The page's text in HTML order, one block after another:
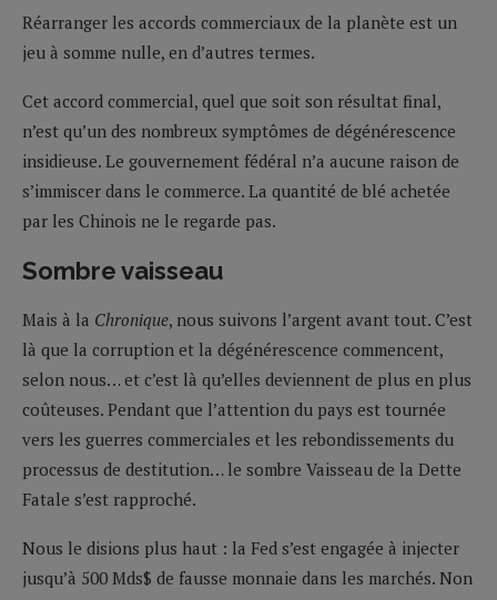
Réarranger les accords commerciaux de la planète est un
jeu à somme nulle, en d’autres termes.
Cet accord commercial, quel que soit son résultat final,
n’est qu’un des nombreux symptômes de dégénérescence
insidieuse. Le gouvernement fédéral n’a aucune raison de
s’immiscer dans le commerce. La quantité de blé achetée
par les Chinois ne le regarde pas.
Sombre vaisseau
Mais à la Chronique, nous suivons l’argent avant tout. C’est
là que la corruption et la dégénérescence commencent,
selon nous… et c’est là qu’elles deviennent de plus en plus
coûteuses. Pendant que l’attention du pays est tournée
vers les guerres commerciales et les rebondissements du
processus de destitution… le sombre Vaisseau de la Dette
Fatale s’est rapproché.
Nous le disions plus haut : la Fed s’est engagée à injecter
jusqu’à 500 Mds$ de fausse monnaie dans les marchés. Non